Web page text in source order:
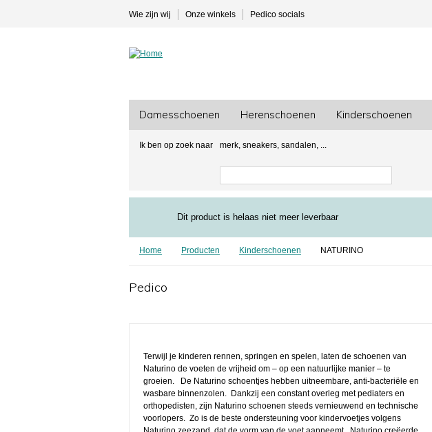
Wie zijn wij
Onze winkels Pedico socials
Damesschoenen Herenschoenen Kinderschoenen
Ik ben op zoek naar merk, sneakers, sandalen, ...
Statusbericht
Dit product is helaas niet meer leverbaar
Home Producten Kinderschoenen NATURINO
Pedico
Terwijl je kinderen rennen, springen en spelen, laten de schoenen van
Naturino de voeten de vrijheid om – op een natuurlijke manier – te
groeien. De Naturino schoentjes hebben uitneembare, anti-bacteriële en
wasbare binnenzolen. Dankzij een constant overleg met pediaters en
orthopedisten, zijn Naturino schoenen steeds vernieuwend en technische
voorlopers. Zo is de beste ondersteuning voor kindervoetjes volgens